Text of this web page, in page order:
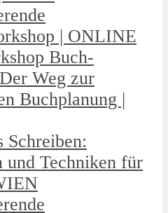
| ONLINE
Buch-
Weg zur
Buchplanung |
Schreiben:
und Techniken für